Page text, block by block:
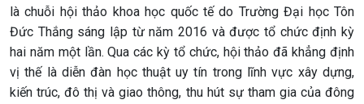
là chuỗi hội thảo khoa học quốc tế do Trường Đại học Tôn
Đức Thắng sáng lập từ năm 2016 và được tổ chức định kỳ
hai năm một lần. Qua các kỳ tổ chức, hội thảo đã khẳng định
vị thế là diễn đàn học thuật uy tín trong lĩnh vực xây dựng,
kiến trúc, đô thị và giao thông, thu hút sự tham gia của đông